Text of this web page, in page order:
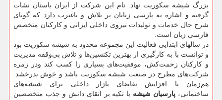
بزرگ شیشه سکوریت نهاد. نام این شرکت از ایران باستان نشات
گرفته و اشاره به پارسی زبانان پر تلاش و باغیرت دارد که گویای
شرح حال خدمات و تولیدات نیروی داخلی ایرانی و کارکنان متخصص
فارسی زبان است.
در سالهای ابتدایی فعالیت این مجموعه محدود به شیشه سکوریت بود
و توانست با به کارگیری از بهترین تکنسین‌ها و تلاش بی‌وقفه مدیریت
و کارکنان زحمت‌کش، موفقیت‌های بسیاری را کسب کند ودر زمره
شرکت‌های مطرح در صنعت شیشه سکوریت باشد و خوش بدرخشد.
هم‌زمان با افزایش تقاضای بازار داخلی برای شیشه‌های
ساختمانی، پارسیان شیشه با تکیه بر اتقای دانش و جذب متخصصین